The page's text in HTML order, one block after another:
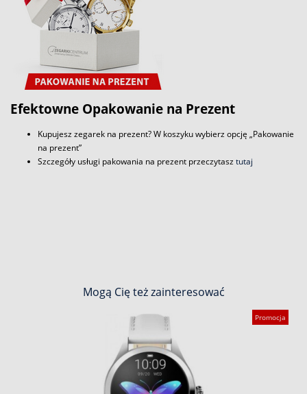
Efektowne Opakowanie na Prezent
Kupujesz zegarek na prezent? W koszyku wybierz opcję „Pakowanie
na prezent”
Szczegóły usługi pakowania na prezent przeczytasztutaj
Mogą Cię też zainteresować
Promocja